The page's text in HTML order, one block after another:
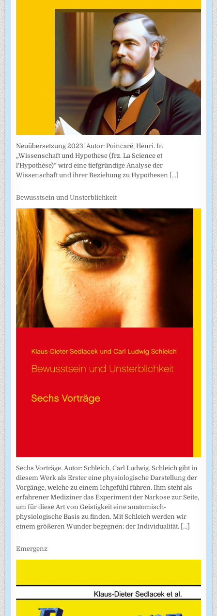
Neuübersetzung 2023. Autor: Poincaré, Henri. In
„Wissenschaft und Hypothese (frz. La Science et
l’Hypothèse)“ wird eine tiefgründige Analyse der
Wissenschaft und ihrer Beziehung zu Hypothesen [...]
Bewusstsein und Unsterblichkeit
Sechs Vorträge. Autor: Schleich, Carl Ludwig. Schleich gibt in
diesem Werk als Erster eine physiologische Darstellung der
Vorgänge, welche zu einem Ichgefühl führen. Ihm steht als
erfahrener Mediziner das Experiment der Narkose zur Seite,
um für diese Art von Geistigkeit eine anatomisch-
physiologische Basis zu finden. Mit Schleich werden wir
einem größeren Wunder begegnen: der Individualität. [...]
Emergenz